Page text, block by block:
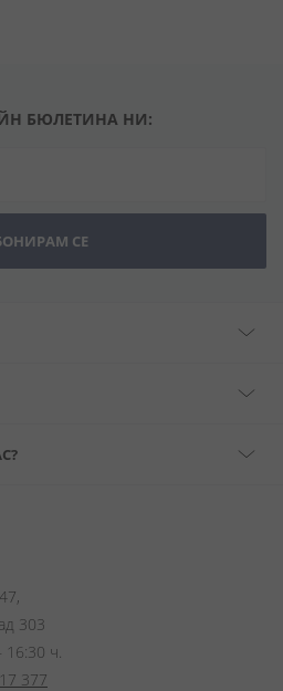
БЮЛЕТИНА НИ:
СЕ
303
16:30 ч.
377